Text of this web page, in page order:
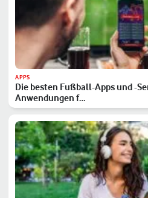
APPS
Die besten Fußball-Apps und -
Anwendungen f…